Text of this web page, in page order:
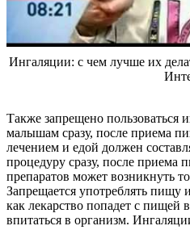
Ингаляции: с чем лучше их
Также запрещено пользоваться
малышам сразу, после приема
лечением и едой должен
процедуру сразу, после приема
препаратов может возникнуть
Запрещается употреблять пищу
как лекарство попадет с пищей
впитаться в организм.